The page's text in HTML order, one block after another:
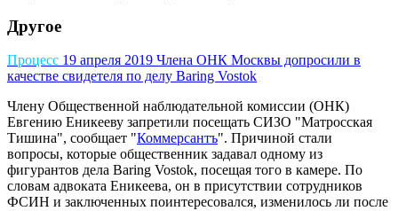
Другое
Процесс 19 апреля 2019 Члена ОНК Москвы допросили в
качестве свидетеля по делу Baring Vostok
Члену Общественной наблюдательной комиссии (ОНК)
Евгению Еникееву запретили посещать СИЗО "Матросская
Тишина", сообщает "Коммерсантъ". Причиной стали
вопросы, которые общественник задавал одному из
фигурантов дела Baring Vostok, посещая того в камере. По
словам адвоката Еникеева, он в присутствии сотрудников
ФСИН и заключенных поинтересовался, изменилось ли после